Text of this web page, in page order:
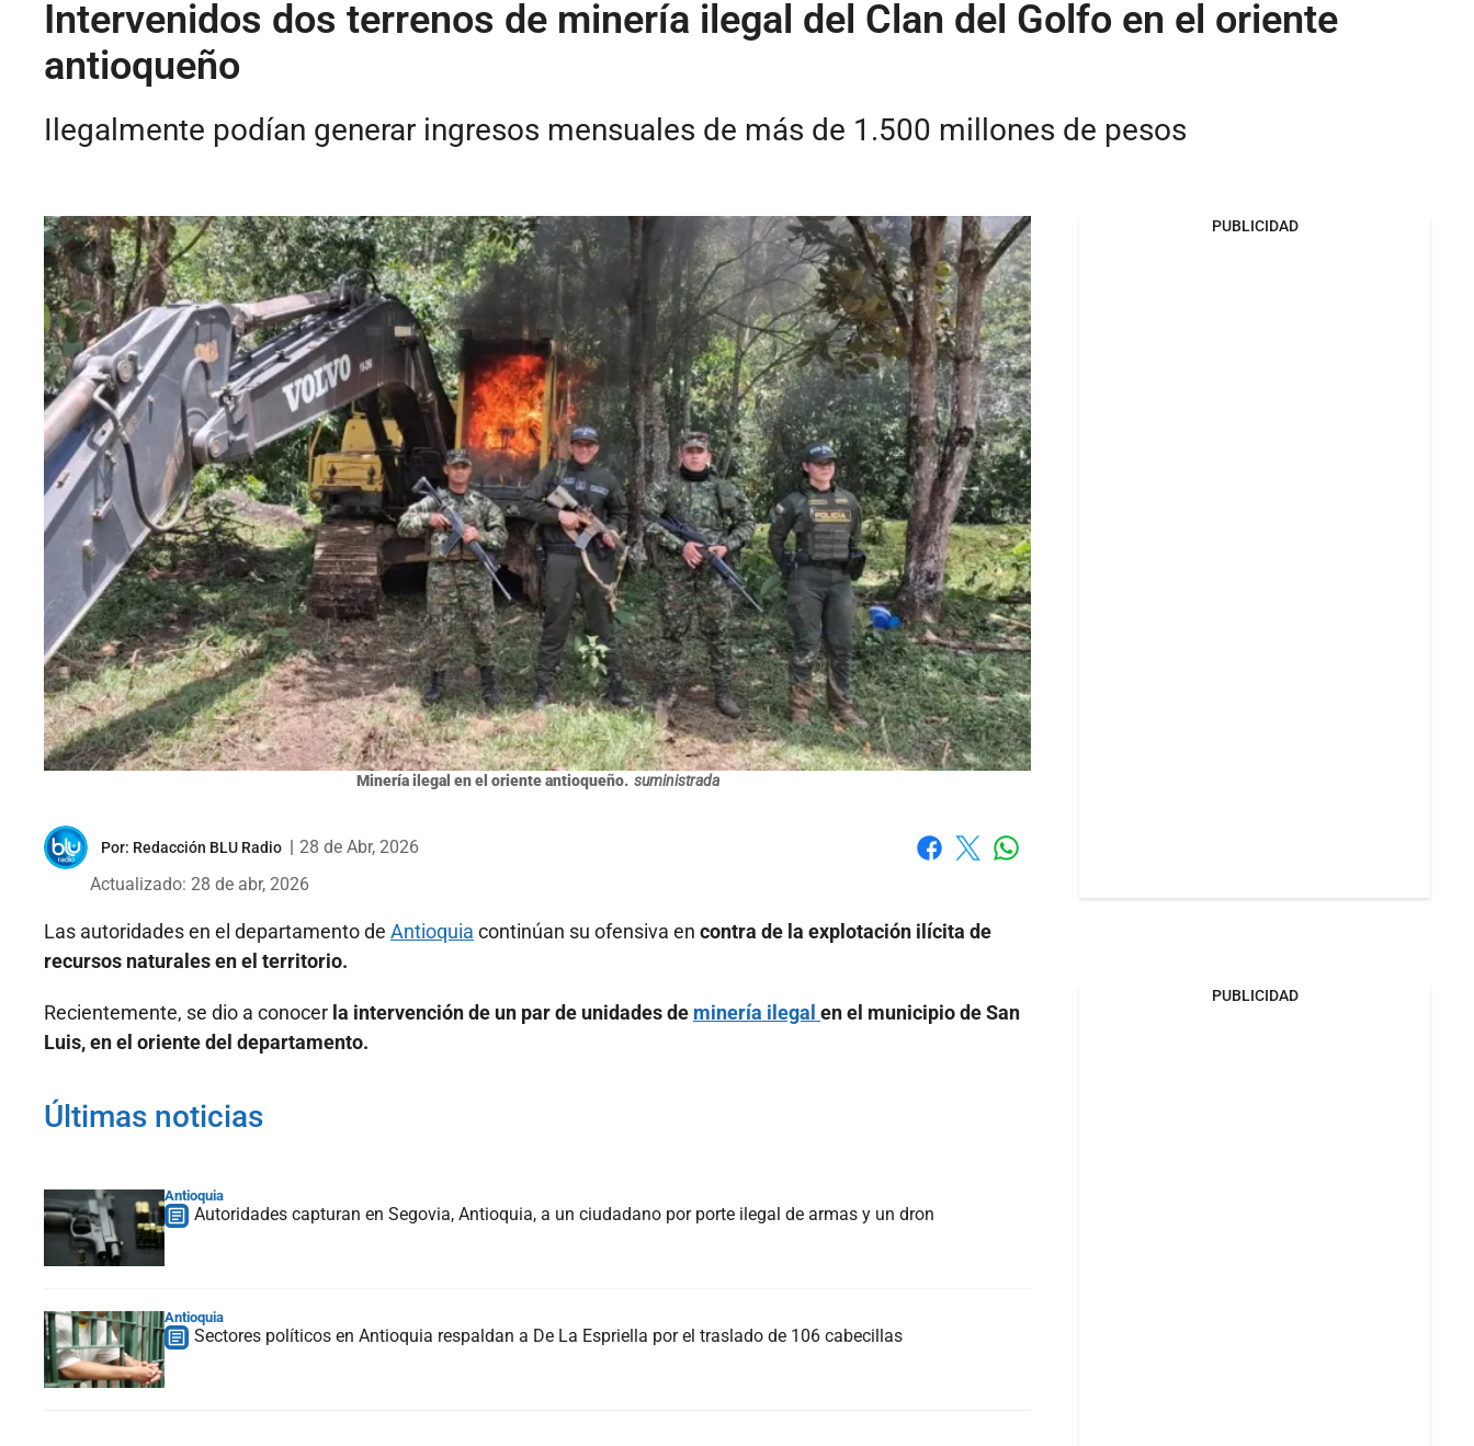
Intervenidos dos terrenos de minería ilegal del Clan del Golfo en el oriente
antioqueño
Ilegalmente podían generar ingresos mensuales de más de 1.500 millones de pesos
Minería ilegal en el oriente antioqueño. suministrada
Por: Redacción BLU Radio
28 de Abr, 2026
Actualizado: 28 de abr, 2026
Las autoridades en el departamento de Antioquia continúan su ofensiva en contra de la explotación ilícita de
recursos naturales en el territorio.
Recientemente, se dio a conocer la intervención de un par de unidades de minería ilegal en el municipio de San
Luis, en el oriente del departamento.
Últimas noticias
Antioquia
Autoridades capturan en Segovia, Antioquia, a un ciudadano por porte ilegal de armas y un dron
Antioquia
Sectores políticos en Antioquia respaldan a De La Espriella por el traslado de 106 cabecillas
PUBLICIDAD
PUBLICIDAD